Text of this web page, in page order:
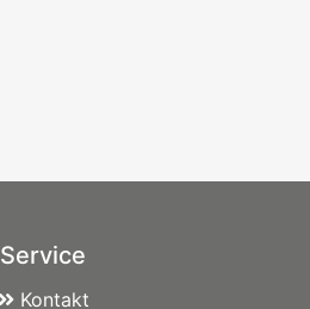
Service
Kontakt